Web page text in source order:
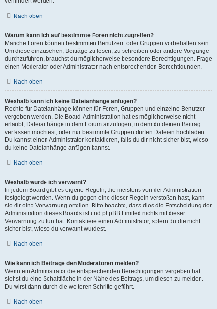
Nach oben
Warum kann ich auf bestimmte Foren nicht zugreifen?
Manche Foren können bestimmten Benutzern oder Gruppen vorbehalten sein.
Um diese einzusehen, Beiträge zu lesen, zu schreiben oder andere Vorgänge
durchzuführen, brauchst du möglicherweise besondere Berechtigungen. Frage
einen Moderator oder Administrator nach entsprechenden Berechtigungen.
Nach oben
Weshalb kann ich keine Dateianhänge anfügen?
Rechte für Dateianhänge können für Foren, Gruppen und einzelne Benutzer
vergeben werden. Die Board-Administration hat es möglicherweise nicht
erlaubt, Dateianhänge in dem Forum anzufügen, in dem du deinen Beitrag
verfassen möchtest, oder nur bestimmte Gruppen dürfen Dateien hochladen.
Du kannst einen Administrator kontaktieren, falls du dir nicht sicher bist, wieso
du keine Dateianhänge anfügen kannst.
Nach oben
Weshalb wurde ich verwarnt?
In jedem Board gibt es eigene Regeln, die meistens von der Administration
festgelegt werden. Wenn du gegen eine dieser Regeln verstoßen hast, kann
sie dir eine Verwarnung erteilen. Bitte beachte, dass dies die Entscheidung der
Administration dieses Boards ist und phpBB Limited nichts mit dieser
Verwarnung zu tun hat. Kontaktiere einen Administrator, sofern du die nicht
sicher bist, wieso du verwarnt wurdest.
Nach oben
Wie kann ich Beiträge den Moderatoren melden?
Wenn ein Administrator die entsprechenden Berechtigungen vergeben hat,
siehst du eine Schaltfläche in der Nähe des Beitrags, um diesen zu melden.
Du wirst dann durch die weiteren Schritte geführt.
Nach oben